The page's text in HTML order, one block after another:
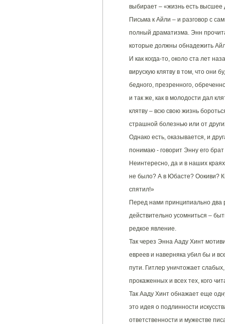
выбирает – «жизнь есть высшее
Письма к Айли – и разговор с
полный драматизма. Энн
которые должны обнадежить
И как когда-то, около ста лет
вирускую клятву в том, что они
бедного, презренного,
и так же, как в молодости дал
клятву – всю свою жизнь
страшной болезнью или от
Однако есть, оказывается, и
понимаю - говорит Энну его
Неинтересно, да и в наших
не было? А в Юбасте? Оокиви?
спятил!»
Перед нами принципиально
действительно усомниться –
редкое явление.
Так через Энна Ааду Хинт
евреев и наверняка убил бы и
пути. Гитлер уничтожает
прокаженных и всех тех, кого
Так Ааду Хинт обнажает еще
это идея о подлинности
ответственности и мужестве